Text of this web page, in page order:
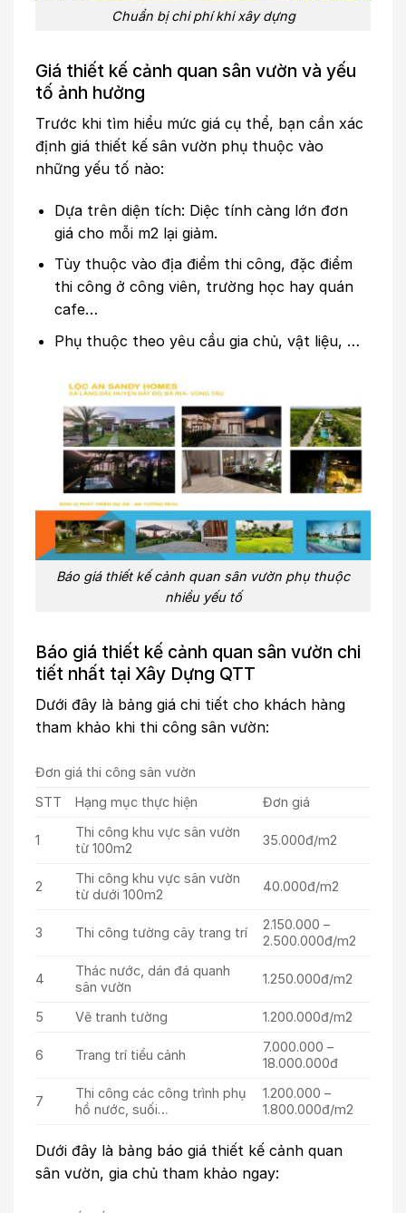
Chuẩn bị chi phí khi xây dựng
Giá thiết kế cảnh quan sân vườn và yếu
tố ảnh hưởng
Trước khi tìm hiểu mức giá cụ thể, bạn cần xác
định giá thiết kế sân vườn phụ thuộc vào
những yếu tố nào:
Dựa trên diện tích: Diệc tính càng lớn đơn
giá cho mỗi m2 lại giảm.
Tùy thuộc vào địa điểm thi công, đặc điểm
thi công ở công viên, trường học hay quán
cafe…
Phụ thuộc theo yêu cầu gia chủ, vật liệu, …
Báo giá thiết kế cảnh quan sân vườn phụ thuộc
nhiều yếu tố
Báo giá thiết kế cảnh quan sân vườn chi
tiết nhất tại Xây Dựng QTT
Dưới đây là bảng giá chi tiết cho khách hàng
tham khảo khi thi công sân vườn:
Đơn giá thi công sân vườn
STT
Hạng mục thực hiện Đơn giá
1
Thi công khu vực sân vườn
từ 100m2
35.000đ/m2
2
Thi công khu vực sân vườn
từ dưới 100m2
40.000đ/m2
3 Thi công tường cây trang trí
2.150.000 –
2.500.000đ/m2
4
Thác nước, dán đá quanh
sân vườn
1.250.000đ/m2
5 Vẽ tranh tường 1.200.000đ/m2
6 Trang trí tiểu cảnh
7.000.000 –
18.000.000đ
7
Thi công các công trình phụ
hồ nước, suối…
1.200.000 –
1.800.000đ/m2
Dưới đây là bảng báo giá thiết kế cảnh quan
sân vườn, gia chủ tham khảo ngay: